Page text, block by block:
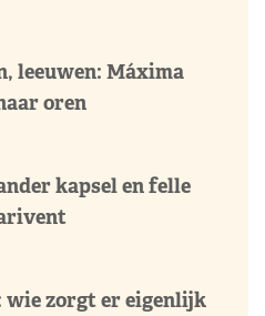
leeuwen: Máxima
oren
kapsel en felle
wie zorgt er eigenlijk